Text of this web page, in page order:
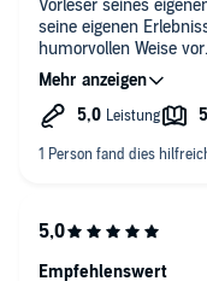
Vorleser seines
seine eigenen
humorvollen Weise
Hörempfehlung.
Empfehlenswert